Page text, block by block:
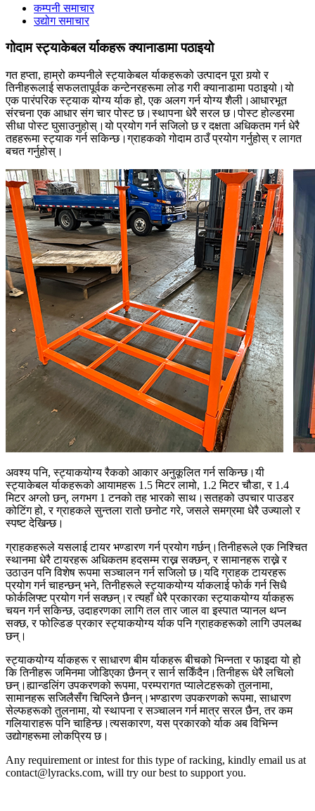
कम्पनी समाचार
उद्योग समाचार
गोदाम स्ट्याकेबल र्याकहरू क्यानाडामा पठाइयो
गत हप्ता, हाम्रो कम्पनीले स्ट्याकेबल र्याकहरूको उत्पादन पूरा गर्‍यो र
तिनीहरूलाई सफलतापूर्वक कन्टेनरहरूमा लोड गरी क्यानाडामा पठाइयो।यो
एक पारंपरिक स्ट्याक योग्य र्याक हो, एक अलग गर्न योग्य शैली।आधारभूत
संरचना एक आधार संग चार पोस्ट छ।स्थापना धेरै सरल छ।पोस्ट होल्डरमा
सीधा पोस्ट घुसाउनुहोस्।यो प्रयोग गर्न सजिलो छ र दक्षता अधिकतम गर्न धेरै
तहहरूमा स्ट्याक गर्न सकिन्छ।ग्राहकको गोदाम ठाउँ प्रयोग गर्नुहोस् र लागत
बचत गर्नुहोस्।
अवश्य पनि, स्ट्याकयोग्य रैकको आकार अनुकूलित गर्न सकिन्छ।यी
स्ट्याकेबल र्याकहरूको आयामहरू 1.5 मिटर लामो, 1.2 मिटर चौडा, र 1.4
मिटर अग्लो छन्, लगभग 1 टनको तह भारको साथ।सतहको उपचार पाउडर
कोटिंग हो, र ग्राहकले सुन्तला रातो छनोट गरे, जसले समग्रमा धेरै उज्यालो र
स्पष्ट देखिन्छ।
ग्राहकहरूले यसलाई टायर भण्डारण गर्न प्रयोग गर्छन्।तिनीहरूले एक निश्चित
स्थानमा धेरै टायरहरू अधिकतम हदसम्म राख्न सक्छन्, र सामानहरू राख्ने र
उठाउन पनि विशेष रूपमा सञ्चालन गर्न सजिलो छ।यदि ग्राहक टायरहरू
प्रयोग गर्न चाहन्छन् भने, तिनीहरूले स्ट्याकयोग्य र्याकलाई फोर्क गर्न सिधै
फोर्कलिफ्ट प्रयोग गर्न सक्छन्।र त्यहाँ धेरै प्रकारका स्ट्याकयोग्य र्याकहरू
चयन गर्न सकिन्छ, उदाहरणका लागि तल तार जाल वा इस्पात प्यानल थप्न
सक्छ, र फोल्डिङ प्रकार स्ट्याकयोग्य र्याक पनि ग्राहकहरूको लागि उपलब्ध
छन्।
स्ट्याकयोग्य र्याकहरू र साधारण बीम र्याकहरू बीचको भिन्नता र फाइदा यो हो
कि तिनीहरू जमिनमा जोडिएका छैनन् र सार्न सकिँदैन।तिनीहरू धेरै लचिलो
छन्।ह्यान्डलिंग उपकरणको रूपमा, परम्परागत प्यालेटहरूको तुलनामा,
सामानहरू सजिलैसँग चिप्लिने छैनन्।भण्डारण उपकरणको रूपमा, साधारण
सेल्फहरूको तुलनामा, यो स्थापना र सञ्चालन गर्न मात्र सरल छैन, तर कम
गलियाराहरू पनि चाहिन्छ।त्यसकारण, यस प्रकारको र्याक अब विभिन्न
उद्योगहरूमा लोकप्रिय छ।
Any requirement or intest for this type of racking, kindly email us at
contact@lyracks.com, will try our best to support you.